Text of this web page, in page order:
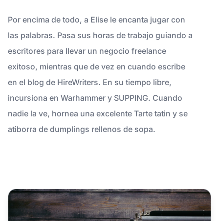
Por encima de todo, a Elise le encanta jugar con
las palabras. Pasa sus horas de trabajo guiando a
escritores para llevar un negocio freelance
exitoso, mientras que de vez en cuando escribe
en el blog de HireWriters. En su tiempo libre,
incursiona en Warhammer y SUPPING. Cuando
nadie la ve, hornea una excelente Tarte tatin y se
atiborra de dumplings rellenos de sopa.
Cómo escalar la creación de contenido para el marketing